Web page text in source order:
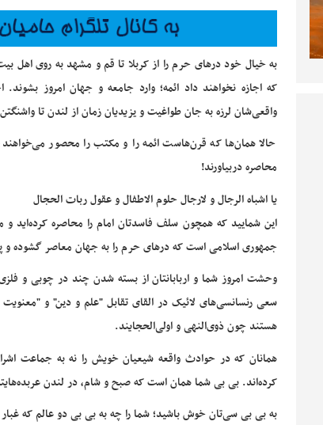
به خیال خود درهای حرم را از کربلا تا قم و مشهد به روی اهل
که اجازه نخواهند داد ائمه؛ وارد جامعه و جهان امروز بشوند.
واقعی‌شان لرزه به جان طواغیت و یزیدیان زمان از لندن تا واشنگتن
حالا همان‌ها که قرن‌هاست ائمه را و مکتب را محصور
محاصره دربیاورند!
یا اشباه الرجال و لارجال حلوم الاطفال و عقول ربات الحجال
این شمایید که همچون سلف فاسدتان امام را محاصره کرده‌اید
جمهوری اسلامی است که درهای حرم را به جهان معاصر گشوده و
وحشت امروز شما و اربابانتان از بسته شدن چند در چوبی و
سعی رنسانسی‌های لائیک‌ در القای تقابل "علم و دین" و
هستند چون ذوی‌النهی و اولی‌الحجایند.
همانان که در حوادث واقعه شیعیان خویش را نه به جماعت
کرده‌اند. بی بی شما همان است که صبح و شام، در لندن
به بی بی سی‌تان خوش باشید؛ شما را چه به بی بی دو عالم که